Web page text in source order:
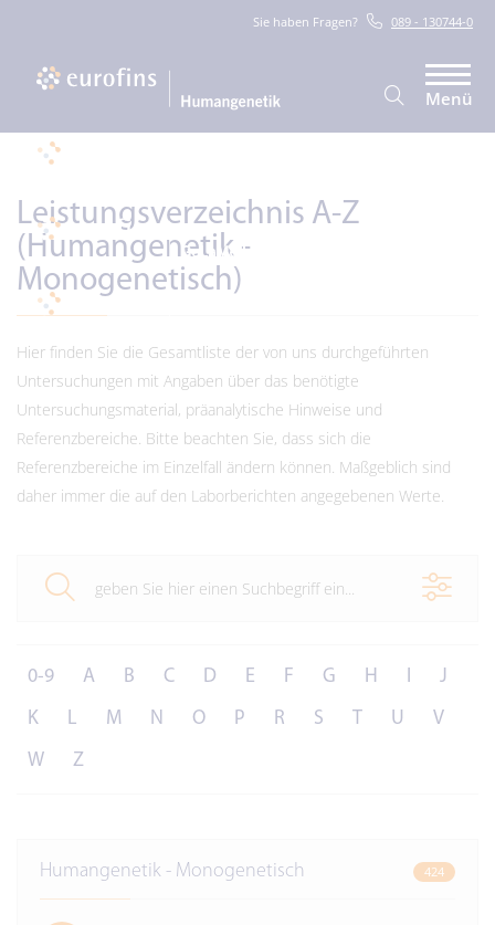
Sie haben Fragen? 089 - 130744-0
Menü
Leistungsverzeichnis A-Z
(Humangenetik -
Monogenetisch)
Hier finden Sie die Gesamtliste der von uns durchgeführten
Untersuchungen mit Angaben über das benötigte
Untersuchungsmaterial, präanalytische Hinweise und
Referenzbereiche. Bitte beachten Sie, dass sich die
Referenzbereiche im Einzelfall ändern können. Maßgeblich sind
daher immer die auf den Laborberichten angegebenen Werte.
0-9 A B C D E F G H I
J
K
L M N O P R S T U
V
W
Z
Humangenetik - Monogenetisch 424